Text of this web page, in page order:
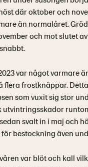
där oktober och
än normalåret.
och mot slutet
var något varmare
flera frostknäppar.
som vuxit sig stor
utvintringsskador
svalt in i maj och
bestockning även
var blöt och kall